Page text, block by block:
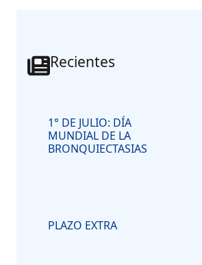
Recientes
1° DE JULIO: DÍA
MUNDIAL DE LA
BRONQUIECTASIAS
PLAZO EXTRA